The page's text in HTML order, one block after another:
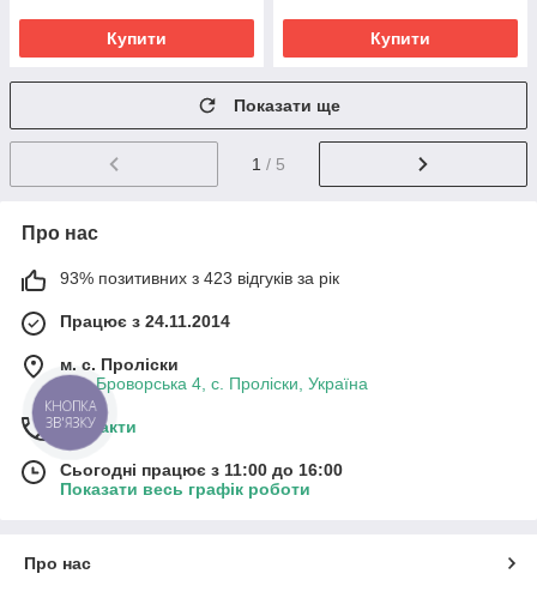
Купити Купити
Показати ще
1 / 5
Про нас
93% позитивних з 423 відгуків за рік
Працює з 24.11.2014
м. с. Проліски
вул. Броворська 4, с. Проліски, Україна
Контакти
Сьогодні працює з 11:00 до 16:00
Показати весь графік роботи
Про нас
КНОПКА
ЗВ'ЯЗКУ